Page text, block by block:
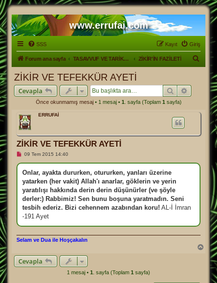
www.errufai.com
SSS Giriş
Kayıt
Forum ana sayfa TASAVVUF VE TARİKATLER ZİKİR'İN FAZİLETİ
ZİKİR VE TEFEKKÜR AYETİ
Cevapla Ara
Önce okunmamış mesaj• 1 mesaj • 1 . sayfa (Toplam 1 sayfa)
ERRUFAİ
ZİKİR VE TEFEKKÜR AYETİ
O
u
n
a
m
ı
ş
m
s
09 Tem 2015 14:40
Onlar, ayakta dururken, otururken, yanları üzerine
yatarken (her vakit) Allah'ı anarlar, göklerin ve yerin
yaratılışı hakkında derin derin düşünürler (ve şöyle
derler:) Rabbimiz! Sen bunu boşuna yaratmadın. Seni
tesbih ederiz. Bizi cehennem azabından koru! AL-İ İmran
-191 Ayet
Selam ve Dua ile Hoşçakalın
Cevapla
1 mesaj • 1 . sayfa (Toplam 1 sayfa)